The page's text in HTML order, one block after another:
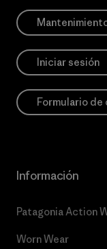
Iniciar sesión
Formulario
Información
Patagonia Action
Worn Wear